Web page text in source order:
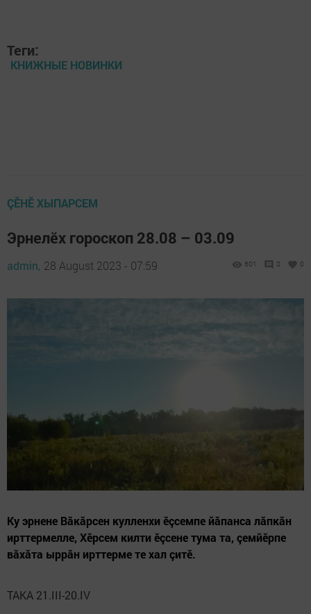
Теги:
КНИЖНЫЕ НОВИНКИ
ÇӖНӖ ХЫПАРСЕМ
Эрнелӗх гороскоп 28.08 – 03.09
admin, 28 August 2023 - 07:59 601 0 0
Ку эрнене Вăкăрсен кулленхи ӗçсемпе йăпанса лăпкăн
ирттермелле, Хĕрсем килти ӗçсене тума та, çемйӗрпе
вăхăта ыррăн ирттерме те хал çитӗ.
ТАКА 21.III-20.IV